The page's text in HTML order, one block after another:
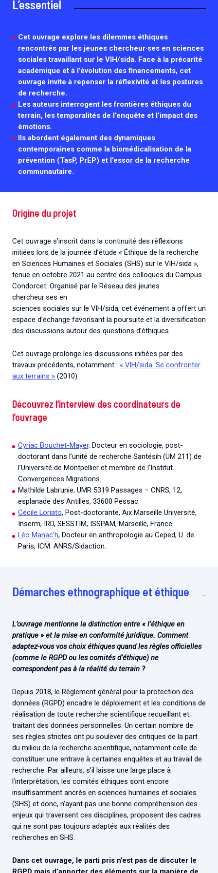
Associations de patient.e.s
Retrouvez toutes les cellules Émergence, actives ou
inactives.
L’essentiel
Cet ouvrage explore les dilemmes éthiques
rencontrés par les jeunes chercheur·ses en sciences
sociales travaillant sur le VIH/sida. Face à la précarité
académique et à l’évolution des financements, cet
ouvrage invite à repenser la réflexivité et les postures
de recherche.
Les auteurs interrogent les frontières éthiques du
terrain, les temporalités de l’enquête et l’impact des
émotions.
Ils abordent également des dynamiques
contemporaines comme la biomédicalisation de la
prévention (TasP, PrEP) et l’essor de la recherche
communautaire.
Origine du projet
Cet ouvrage s’inscrit dans la continuité des réflexions
initiées lors de la journée d’étude « Éthique de la recherche
en Sciences Humaines et Sociales (SHS) sur le VIH/sida »,
tenue en octobre 2021 au centre des colloques du Campus
Condorcet. Organisé par le Réseau des jeunes
chercheur·ses en
sciences sociales sur le VIH/sida, cet événement a offert un
espace d’échange favorisant la poursuite et la diversification
des discussions autour des questions d’éthiques.
Cet ouvrage prolonge les discussions initiées par des
travaux précédents, notamment : « VIH/sida. Se confronter
aux terrains » (2010).
Découvrez l’interview des coordinateurs de
l’ouvrage
Cyriac Bouchet-Mayer, Docteur en sociologie, post-
doctorant dans l’unité de recherche Santésih (UM 211) de
l’Université de Montpellier et membre de l’Institut
Convergences Migrations.
Mathilde Labrunie, UMR 5319 Passages – CNRS, 12,
esplanade des Antilles, 33600 Pessac.
Cécile Loriato, Post-doctorante, Aix Marseille Université,
Inserm, IRD, SESSTIM, ISSPAM, Marseille, France.
Léo Manac’h, Docteur en anthropologie au Ceped, U. de
Paris, ICM. ANRS/Sidaction.
Démarches ethnographique et éthique
L’ouvrage mentionne la distinction entre « l’éthique en
pratique » et la mise en conformité juridique. Comment
adaptez-vous vos choix éthiques quand les règles officielles
(comme le RGPD ou les comités d’éthique) ne
correspondent pas à la réalité du terrain ?
Depuis 2018, le Règlement général pour la protection des
données (RGPD) encadre le déploiement et les conditions de
réalisation de toute recherche scientifique recueillant et
traitant des données personnelles. Un certain nombre de
ses règles strictes ont pu soulever des critiques de la part
du milieu de la recherche scientifique, notamment celle de
constituer une entrave à certaines enquêtes et au travail de
recherche. Par ailleurs, s’il laisse une large place à
l’interprétation, les comités éthiques sont encore
insuffisamment ancrés en sciences humaines et sociales
(SHS) et donc, n’ayant pas une bonne compréhension des
enjeux qui traversent ces disciplines, proposent des cadres
qui ne sont pas toujours adaptés aux réalités des
recherches en SHS.
Dans cet ouvrage, le parti pris n’est pas de discuter le